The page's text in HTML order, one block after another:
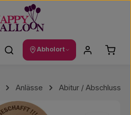
Abholort
Anlässe
Abitur / Abschluss